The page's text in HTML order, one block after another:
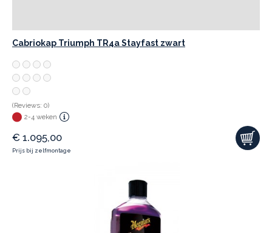
Cabriokap Triumph TR4a Stayfast zwart
(Reviews: 0)
2-4 weken
€ 1.095,00
Prijs bij zelfmontage